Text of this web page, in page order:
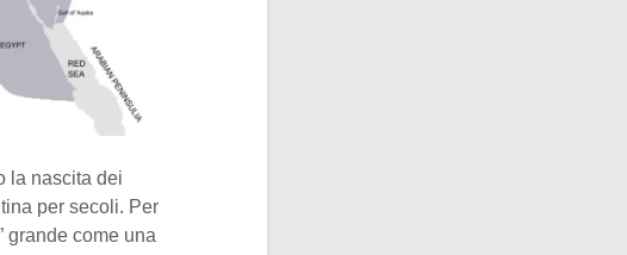
la nascita dei
per secoli. Per
grande come una